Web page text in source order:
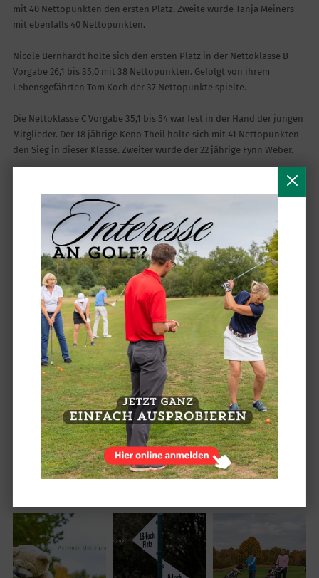
mit 40 Nettopunkten den ersten Platz. Zweite wurde Tanja Meiners
mit ebenfalls 40 Nettopunkten.
Nicole Bernhardt holte sich den ersten Platz in der Nettoklasse B
Vorgabe 26,1 bis 35,0 mit 38 Nettopunkten. Gefolgt von ihrem
Lebensgefährten Tom Koch der 37 Nettopunkte spielte.
Die Nettoklasse C Vorgabe 35,1 bis 54 war fest in der Hand der jungen
Mitglieder. Der 18 jährige Keno Theil holte sich mit 41 Nettopunkten
den Sieg in dieser Klasse. Zweiter wurde der 22 jährige Fynn Weber.
Beim Einzel Matchplay auf dem 9-Loch Platz wurde in vier großen
Gruppen gespielt. Die beiden Erstplazierten einer jeden Gruppe
qualifizierten sich für das Viertelfinale. Ab dann ging es im KO-Modus
weiter. Viele Spiele wurden dabei denkbar knapp erst am 9ten Loch
entschieden. Das sollte für das Finale noch nicht mal reichen. Hier
ging es sogar ins Stechen und das entschied dann Markus Körner für
sich. Auf dem zweiten Platz landete Guido Mielmann. Im Spiel um
Platz 3 gewann Martin Häntsche mit 1 auf gegen Marco Djordjevic.
Allen Siegern dieser außergewöhnlichen Saison einen herzlichen
Glückwunsch. Es gab viele enge und spannende Spiele. Wir freuen
uns schon auf die kommende Saison.
Ein Dankeschön geht auch an Sylvia Bothmer für die Fotos an diesem
Wochenende.